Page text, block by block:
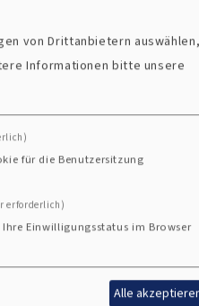
und zur Trauersituation.
Trauersituationen und
verfasst und in der Praxis
ISBN: 978-3-7966-
von Drittanbietern
Informationen bitte unsere
für die Benutzersitzung
erforderlich)
Einwilligungsstatus im Browser
Alle